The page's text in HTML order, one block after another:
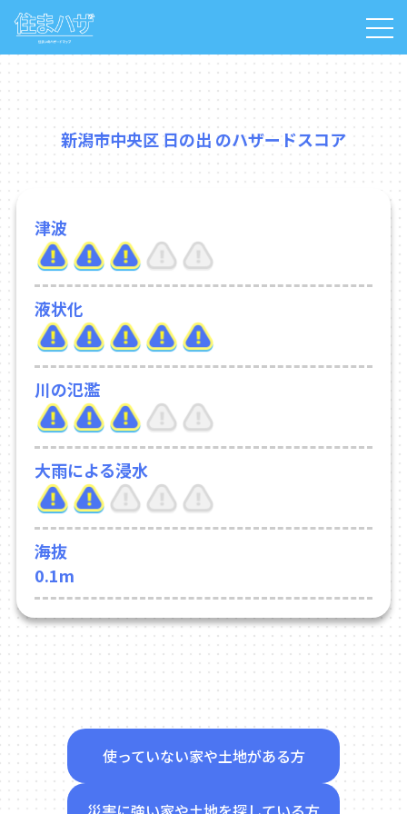
新潟市中央区 日の出 のハザードスコア
津波
液状化
川の氾濫
大雨による浸水
海抜
0.1m
使っていない家や土地がある方